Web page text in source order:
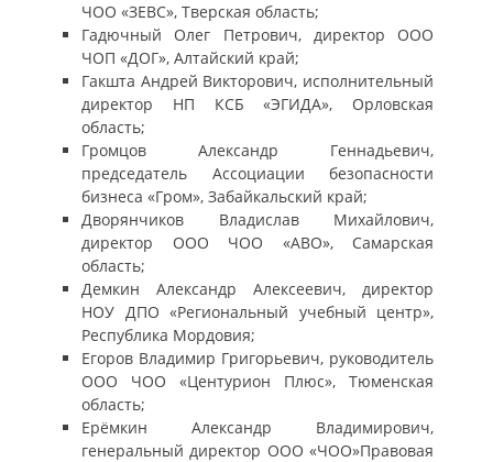
ЧОО «ЗЕВС», Тверская область;
Гадючный Олег Петрович, директор ООО
ЧОП «ДОГ», Алтайский край;
Гакшта Андрей Викторович, исполнительный
директор НП КСБ «ЭГИДА», Орловская
область;
Громцов Александр Геннадьевич,
председатель Ассоциации безопасности
бизнеса «Гром», Забайкальский край;
Дворянчиков Владислав Михайлович,
директор ООО ЧОО «АВО», Самарская
область;
Демкин Александр Алексеевич, директор
НОУ ДПО «Региональный учебный центр»,
Республика Мордовия;
Егоров Владимир Григорьевич, руководитель
ООО ЧОО «Центурион Плюс», Тюменская
область;
Ерёмкин Александр Владимирович,
генеральный директор ООО «ЧОО»Правовая